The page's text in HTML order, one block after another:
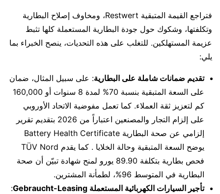
فتراجع القيمة المتبقية Restwert، ومخاوف إصلاح البطارية
وتكلفتها، وشكوك حول جودة البطارية المستعملة كلها تثبط
عزيمة المستهلكين. للتغلب على هذه التحديات، ينصح الخبراء بما
يلي:
تقديم ضمانات شاملة على البطارية: على سبيل المثال، ضمان
على السعة المتبقية بنسبة 70% لمدة 8 سنوات أو 160,000
كم لتعزيز ثقة العملاء. كما تعمل مفوضية الاتحاد الأوروبي
على إلزام التجار والمصنعين اعتباراً من 2026 بتقديم تقرير
إلزامي عن صحة البطارية Battery Health Certificate
يوضح السعة المتبقية وحالة الخلايا . كما يقدم TÜV Nord
فحص بطارية بتكلفة 89.90 يورو لمنح شهادة تبيّن أن صحة
البطارية في المتوسط 96%، لطمأنة المشترين.
تأجير السيارات الكهربائية المستعملة Gebraucht-Leasing
: